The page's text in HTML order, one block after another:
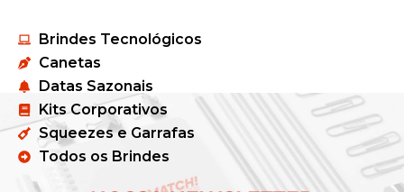
Brindes Tecnológicos
Canetas
Datas Sazonais
Kits Corporativos
Squeezes e Garrafas
Todos os Brindes